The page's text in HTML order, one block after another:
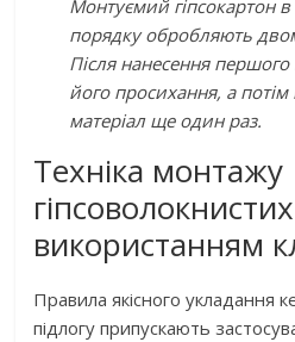
Монтуємий гіпсокартон
порядку обробляють
Після нанесення
його просихання, а потім
матеріал ще один раз.
Техніка монтажу
використанням
Правила якісного укладання
підлогу припускають